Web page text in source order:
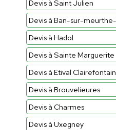
Devis à Saint Julien
Devis à Ban-sur-
Devis à Hadol
Devis à Sainte Marguerite
Devis à Etival
Devis à Brouvelieures
Devis à Charmes
Devis à Uxegney